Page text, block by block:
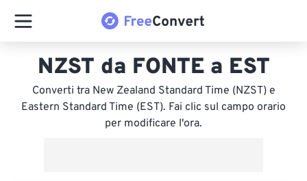
NZST da FONTE a EST
Converti tra New Zealand Standard Time (NZST) e
Eastern Standard Time (EST). Fai clic sul campo orario
per modificare l'ora.